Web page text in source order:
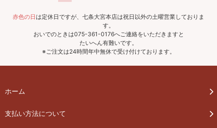
赤色の日は定休日ですが、七条大宮本店は祝日以外の土曜営業しておりま
す。
おいでのときは075-361-0176へご連絡をいただきますと
たいへん有難いです。
※ご注文は24時間年中無休で受け付けております。
ホーム
支払い方法について